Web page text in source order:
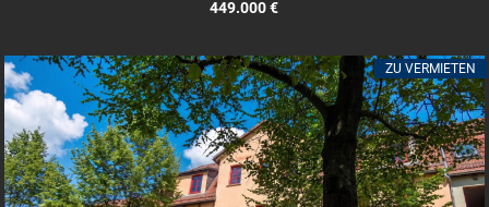
449.000 €
ZU VERMIETEN